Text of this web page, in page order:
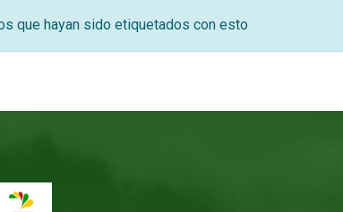
que hayan sido etiquetados con esto